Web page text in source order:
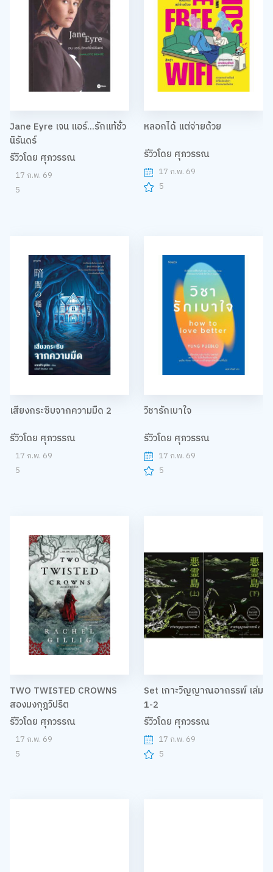
Jane Eyre เจน แอร์...รักแท้ชั่ว
นิรันดร์
รีวิวโดย ศุภวรรณ
17 ก.พ. 69
หลอกได้ แต่จ่ายด้วย
รีวิวโดย ศุภวรรณ
17 ก.พ. 69
5
เสียงกระซิบจากความมืด 2
รีวิวโดย ศุภวรรณ
17 ก.พ. 69
วิชารักเบาใจ
รีวิวโดย ศุภวรรณ
17 ก.พ. 69
5
TWO TWISTED CROWNS
สองมงกุฎวิปริต
รีวิวโดย ศุภวรรณ
17 ก.พ. 69
Set เกาะวิญญาณอาถรรพ์ เล่ม
1-2
รีวิวโดย ศุภวรรณ
17 ก.พ. 69
5